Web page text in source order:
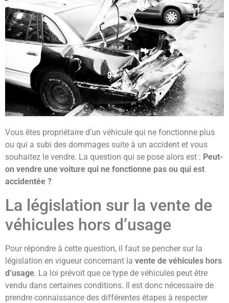
Vous êtes propriétaire d’un véhicule qui ne fonctionne plus
ou qui a subi des dommages suite à un accident et vous
souhaitez le vendre. La question qui se pose alors est : Peut-
on vendre une voiture qui ne fonctionne pas ou qui est
accidentée ?
La législation sur la vente de
véhicules hors d’usage
Pour répondre à cette question, il faut se pencher sur la
législation en vigueur concernant la vente de véhicules hors
d’usage. La loi prévoit que ce type de véhicules peut être
vendu dans certaines conditions. Il est donc nécessaire de
prendre connaissance des différentes étapes à respecter